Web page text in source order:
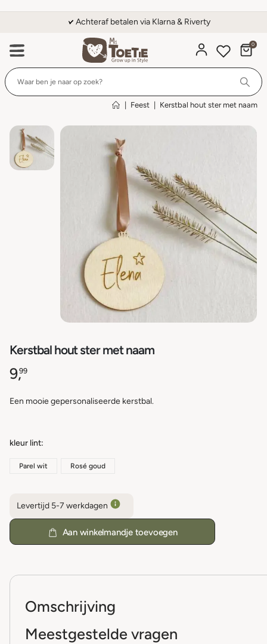
Achteraf betalen via Klarna & Riverty
0
Feest Kerstbal hout ster met naam
Kerstbal hout ster met naam
9,99
Een mooie gepersonaliseerde kerstbal.
kleur lint
Parel wit Rosé goud
Levertijd 5-7 werkdagen
Aan winkelmandje toevoegen
Omschrijving
Meestgestelde vragen